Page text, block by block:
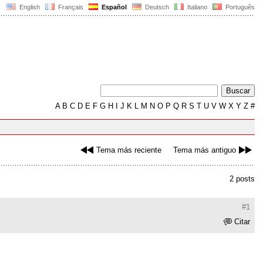
English Français Español Deutsch Italiano Português
AB C D E F G H J K L M N O P Q R S T U V W X Y Z #
Tema más reciente Tema más antiguo
2 posts
#1
Citar